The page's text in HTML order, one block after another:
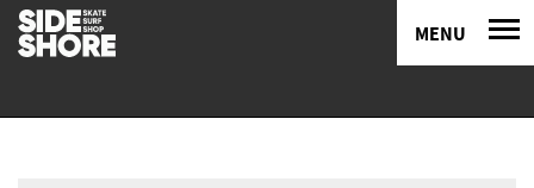
MENU